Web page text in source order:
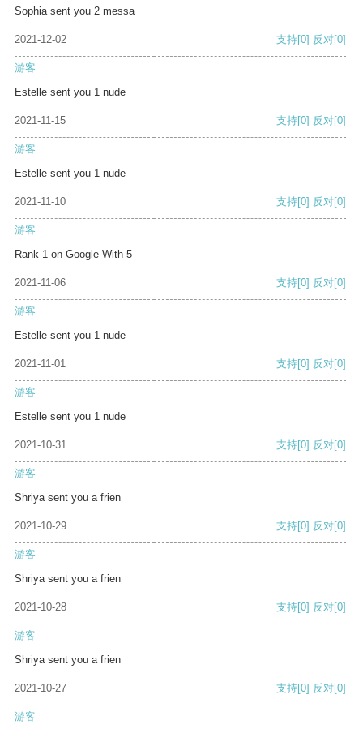
Sophia sent you 2 messa
2021-12-02 支持[0] 反对[0]
游客
Estelle sent you 1 nude
2021-11-15 支持[0] 反对[0]
游客
Estelle sent you 1 nude
2021-11-10 支持[0] 反对[0]
游客
Rank 1 on Google With 5
2021-11-06 支持[0] 反对[0]
游客
Estelle sent you 1 nude
2021-11-01 支持[0] 反对[0]
游客
Estelle sent you 1 nude
2021-10-31 支持[0] 反对[0]
游客
Shriya sent you a frien
2021-10-29 支持[0] 反对[0]
游客
Shriya sent you a frien
2021-10-28 支持[0] 反对[0]
游客
Shriya sent you a frien
2021-10-27 支持[0] 反对[0]
游客